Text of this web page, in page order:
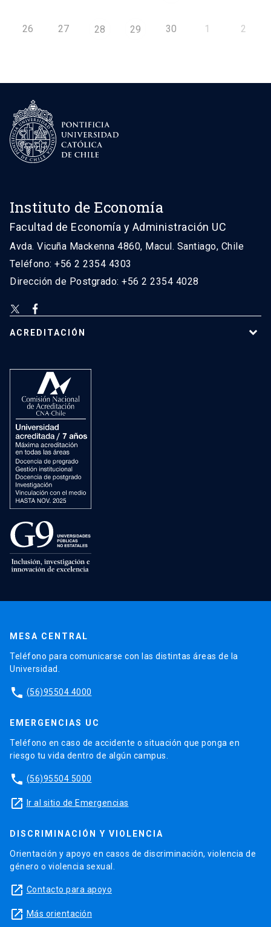
26 27 28 29 30 1 2
Instituto de Economía
Facultad de Economía y Administración UC
Avda. Vicuña Mackenna 4860, Macul. Santiago, Chile
Teléfono: +56 2 2354 4303
Dirección de Postgrado: +56 2 2354 4028
ACREDITACIÓN
MESA CENTRAL
Teléfono para comunicarse con las distintas áreas de la
Universidad.
phone (56)95504 4000
EMERGENCIAS UC
Teléfono en caso de accidente o situación que ponga en
riesgo tu vida dentro de algún campus.
phone (56)95504 5000
launch Ir al sitio de Emergencias
DISCRIMINACIÓN Y VIOLENCIA
Orientación y apoyo en casos de discriminación, violencia de
género o violencia sexual.
launch Contacto para apoyo
launch Más orientación